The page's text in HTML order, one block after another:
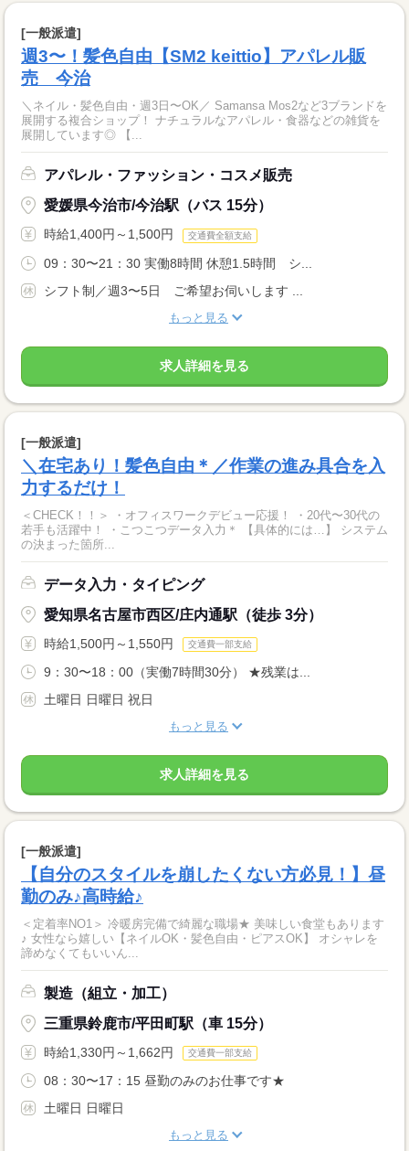
[一般派遣]
週3〜！髪色自由【SM2 keittio】アパレル販
売 今治
＼ネイル・髪色自由・週3日〜OK／ Samansa Mos2など3ブランドを
展開する複合ショップ！ ナチュラルなアパレル・食器などの雑貨を
展開しています◎ 【...
アパレル・ファッション・コスメ販売
愛媛県今治市/今治駅（バス 15分）
時給1,400円～1,500円 交通費全額支給
09：30〜21：30 実働8時間 休憩1.5時間 シ...
シフト制／週3〜5日 ご希望お伺いします ...
もっと見る
求人詳細を見る
[一般派遣]
＼在宅あり！髪色自由＊／作業の進み具合を入
力するだけ！
＜CHECK！！＞ ・オフィスワークデビュー応援！ ・20代〜30代の
若手も活躍中！ ・こつこつデータ入力＊ 【具体的には…】 システム
の決まった箇所...
データ入力・タイピング
愛知県名古屋市西区/庄内通駅（徒歩 3分）
時給1,500円～1,550円 交通費一部支給
9：30〜18：00（実働7時間30分） ★残業は...
土曜日 日曜日 祝日
もっと見る
求人詳細を見る
[一般派遣]
【自分のスタイルを崩したくない方必見！】昼
勤のみ♪高時給♪
＜定着率NO1＞ 冷暖房完備で綺麗な職場★ 美味しい食堂もあります
♪ 女性なら嬉しい【ネイルOK・髪色自由・ピアスOK】 オシャレを
諦めなくてもいいん...
製造（組立・加工）
三重県鈴鹿市/平田町駅（車 15分）
時給1,330円～1,662円 交通費一部支給
08：30〜17：15 昼勤のみのお仕事です★
土曜日 日曜日
もっと見る